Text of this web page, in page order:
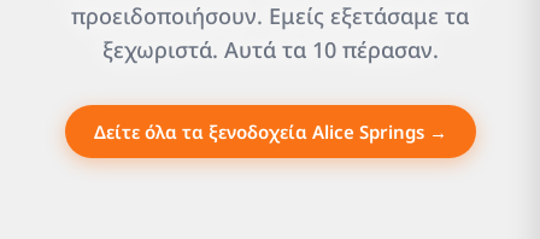
προειδοποιήσουν. Εμείς εξετάσαμε τα
ξεχωριστά. Αυτά τα 10 πέρασαν.
Δείτε όλα τα ξενοδοχεία Alice Springs →